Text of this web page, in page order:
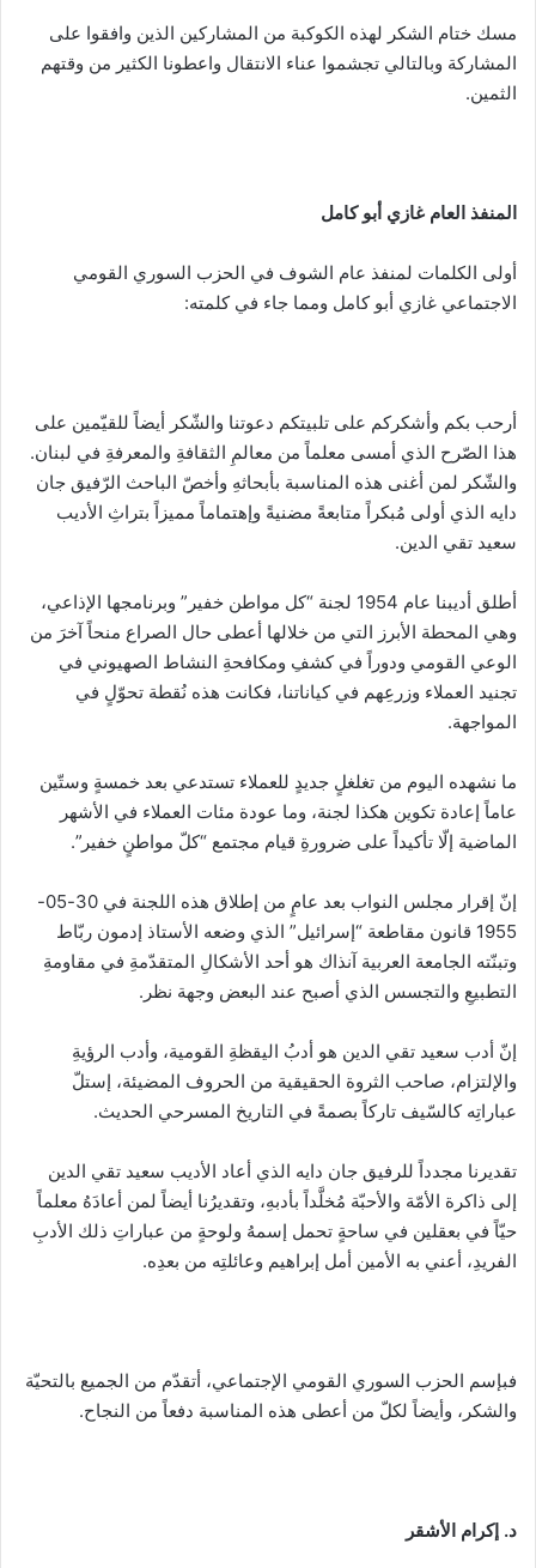
مسك ختام الشكر لهذه الكوكبة من المشاركين الذين وافقوا على
المشاركة وبالتالي تجشموا عناء الانتقال واعطونا الكثير من وقتهم
الثمين.
المنفذ العام غازي أبو كامل
أولى الكلمات لمنفذ عام الشوف في الحزب السوري القومي
الاجتماعي غازي أبو كامل ومما جاء في كلمته:
أرحب بكم وأشكركم على تلبيتكم دعوتنا والشّكر أيضاً للقيّمين على
هذا الصّرح الذي أمسى معلماً من معالمِ الثقافةِ والمعرفةِ في لبنان.
والشّكر لمن أغنى هذه المناسبة بأبحاثهِ وأخصّ الباحث الرّفيق جان
دايه الذي أولى مُبكراً متابعةً مضنيةً وإهتماماً مميزاً بتراثِ الأديب
سعيد تقي الدين.
أطلق أديبنا عام 1954 لجنة “كل مواطن خفير” وبرنامجها الإذاعي،
وهي المحطة الأبرز التي من خلالها أعطى حال الصراع منحاً آخرَ من
الوعي القومي ودوراً في كشفِ ومكافحةِ النشاط الصهيوني في
تجنيد العملاء وزرعِهم في كياناتنا، فكانت هذه نُقطة تحوّلٍ في
المواجهة.
ما نشهده اليوم من تغلغلٍ جديدٍ للعملاء تستدعي بعد خمسةٍ وستّين
عاماً إعادة تكوين هكذا لجنة، وما عودة مئات العملاء في الأشهر
الماضية إلّا تأكيداً على ضرورةِ قيام مجتمع “كلّ مواطنٍ خفير”.
إنّ إقرار مجلس النواب بعد عامٍ من إطلاق هذه اللجنة في 30-05-
1955 قانون مقاطعة “إسرائيل” الذي وضعه الأستاذ إدمون ربّاط
وتبنّته الجامعة العربية آنذاك هو أحد الأشكالِ المتقدّمةِ في مقاومةِ
التطبيعِ والتجسس الذي أصبح عند البعض وجهة نظر.
إنّ أدب سعيد تقي الدين هو أدبُ اليقظةِ القومية، وأدب الرؤيةِ
والإلتزام، صاحب الثروة الحقيقية من الحروف المضيئة، إستلّ
عباراتِه كالسّيف تاركاً بصمةً في التاريخ المسرحي الحديث.
تقديرنا مجدداً للرفيق جان دايه الذي أعاد الأديب سعيد تقي الدين
إلى ذاكرة الأمّة والأحبّة مُخلَّداً بأدبهِ، وتقديرُنا أيضاً لمن أعادَهُ معلماً
حيّاً في بعقلين في ساحةٍ تحمل إسمهُ ولوحةٍ من عباراتِ ذلك الأدبِ
الفريدِ، أعني به الأمين أمل إبراهيم وعائلتِه من بعدِه.
فبإسم الحزب السوري القومي الإجتماعي، أتقدّم من الجميع بالتحيّة
والشكر، وأيضاً لكلّ من أعطى هذه المناسبة دفعاً من النجاح.
د. إكرام الأشقر